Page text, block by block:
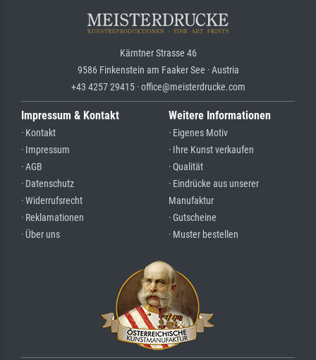
Kärntner Strasse 46
9586 Finkenstein am Faaker See · Austria
+43 4257 29415 · office@meisterdrucke.com
Impressum & Kontakt
· Kontakt
· Impressum
· AGB
· Datenschutz
· Widerrufsrecht
· Reklamationen
· Über uns
Weitere Informationen
· Eigenes Motiv
· Ihre Kunst verkaufen
· Qualität
· Eindrücke aus unserer
Manufaktur
· Gutscheine
· Muster bestellen